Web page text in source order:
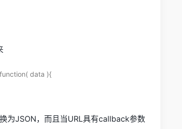
data ){
为JSON，而且当URL具有callback参数